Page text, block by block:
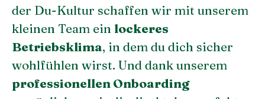
der Du-Kultur schaffen wir mit unserem
kleinen Team ein lockeres
Betriebsklima, in dem du dich sicher
wohlfühlen wirst. Und dank unserem
professionellen Onboarding